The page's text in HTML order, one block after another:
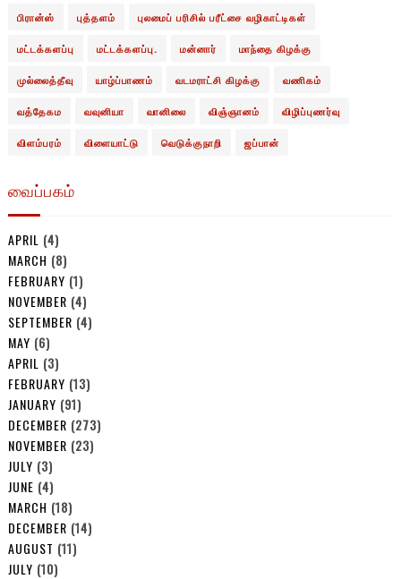
பிரான்ஸ் புத்தளம் புலமைப் பரிசில் பரீட்சை வழிகாட்டிகள்
மட்டக்களப்பு மட்டக்களப்பு. மன்னார் மாந்தை கிழக்கு
முல்லைத்தீவு யாழ்ப்பாணம் வடமராட்சி கிழக்கு வணிகம்
வத்தேகம வவுனியா வானிலை விஞ்ஞானம் விழிப்புணர்வு
விளம்பரம் விளையாட்டு வெடுக்குநாறி ஜப்பான்
வைப்பகம்
APRIL (4)
MARCH (8)
FEBRUARY (1)
NOVEMBER (4)
SEPTEMBER (4)
MAY (6)
APRIL (3)
FEBRUARY (13)
JANUARY (91)
DECEMBER (273)
NOVEMBER (23)
JULY (3)
JUNE (4)
MARCH (18)
DECEMBER (14)
AUGUST (11)
JULY (10)